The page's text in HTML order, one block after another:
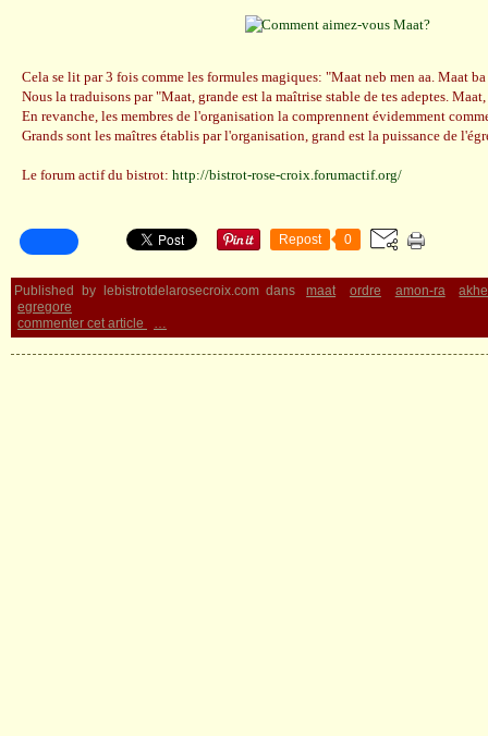
Cela se lit par 3 fois comme les formules magiques: "Maat neb men aa. Maat ba
Nous la traduisons par "Maat, grande est la maîtrise stable de tes adeptes.
En revanche, les membres de l'organisation la comprennent évidemment
Grands sont les maîtres établis par l'organisation, grand est la puissance de
Le forum actif du bistrot: http://bistrot-rose-croix.forumactif.org/
Repost 0
Published by lebistrotdelarosecroix.com dans maat ordre amon-ra
egregore
commenter cet article
…